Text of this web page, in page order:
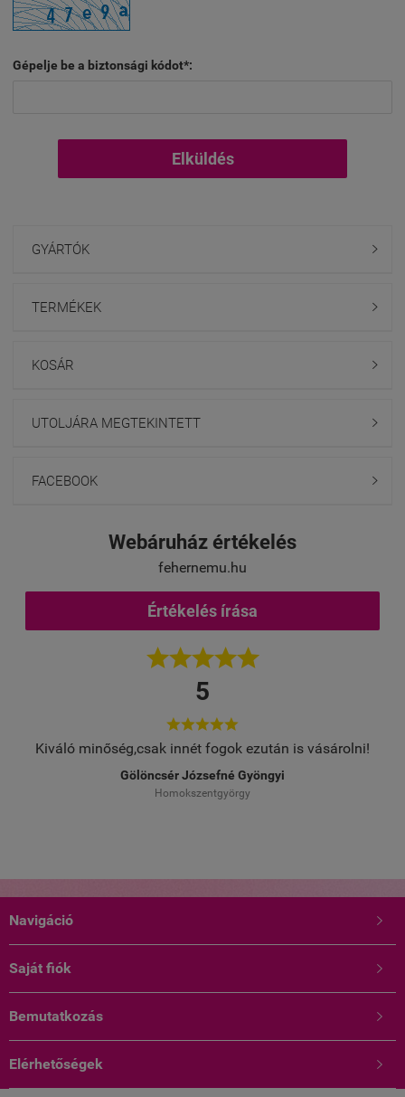
Gépelje be a biztonsági kódot*:
Elküldés
GYÁRTÓK 
TERMÉKEK 
KOSÁR 
UTOLJÁRA MEGTEKINTETT 
FACEBOOK 
Webáruház értékelés
fehernemu.hu
Értékelés írása

5

Kiváló minőség,csak innét fogok ezután is vásárolni!
Gölöncsér Józsefné Gyöngyi
Homokszentgyörgy
Navigáció 
Saját fiók 
Bemutatkozás 
Elérhetőségek 